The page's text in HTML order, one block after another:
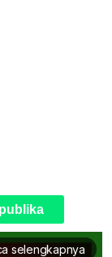
selengkapnya